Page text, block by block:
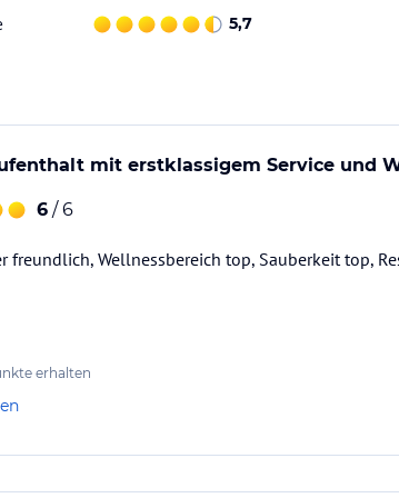
Ausblick auf das Panorama der
das keine Wünsche offenlässt.
am Nachmittag der Duft von frisch
Ob regionale Spezialitäten, internationale
offen.
nach Lust und Laune zu genießen – in
5,7
mit erstklassigem Service und
6 / 6
freundlich, Wellnessbereich top, Sauberkeit top,
erhalten